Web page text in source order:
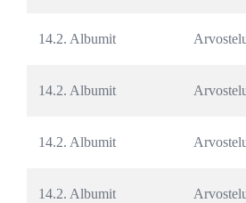
14.2. Albumit
14.2. Albumit
14.2. Albumit
14.2. Albumit